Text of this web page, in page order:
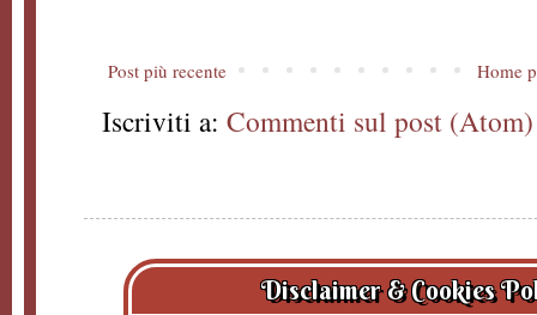
Post più recente Home
Iscriviti a: Commenti sul post (Atom)
Disclaimer & Cookies